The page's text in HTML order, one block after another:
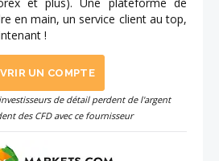
en main, un service client au top,
!
UN COMPTE
de détail perdent de l'argent
des CFD avec ce fournisseur